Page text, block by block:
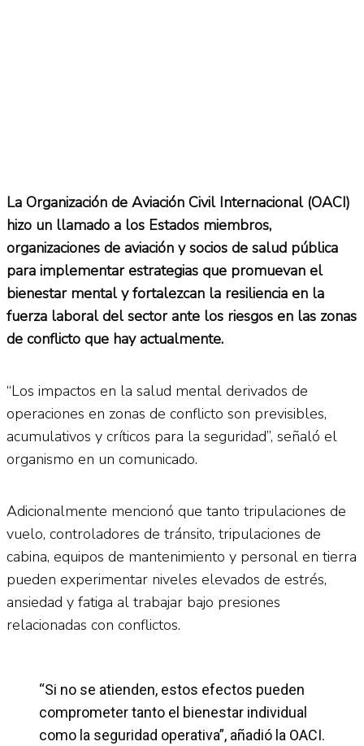
La Organización de Aviación Civil Internacional (OACI)
hizo un llamado a los Estados miembros,
organizaciones de aviación y socios de salud pública
para implementar estrategias que promuevan el
bienestar mental y fortalezcan la resiliencia en la
fuerza laboral del sector ante los riesgos en las zonas
de conflicto que hay actualmente.
“Los impactos en la salud mental derivados de
operaciones en zonas de conflicto son previsibles,
acumulativos y críticos para la seguridad”, señaló el
organismo en un comunicado.
Adicionalmente mencionó que tanto tripulaciones de
vuelo, controladores de tránsito, tripulaciones de
cabina, equipos de mantenimiento y personal en tierra
pueden experimentar niveles elevados de estrés,
ansiedad y fatiga al trabajar bajo presiones
relacionadas con conflictos.
“Si no se atienden, estos efectos pueden
comprometer tanto el bienestar individual
como la seguridad operativa”, añadió la OACI.